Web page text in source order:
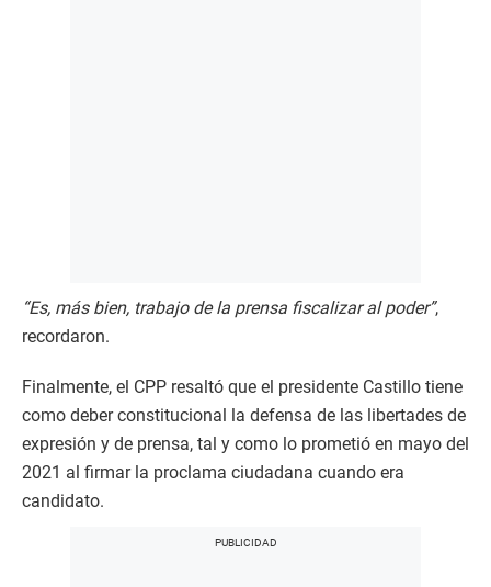
“Es, más bien, trabajo de la prensa fiscalizar al poder”,
recordaron.
Finalmente, el CPP resaltó que el presidente Castillo tiene
como deber constitucional la defensa de las libertades de
expresión y de prensa, tal y como lo prometió en mayo del
2021 al firmar la proclama ciudadana cuando era
candidato.